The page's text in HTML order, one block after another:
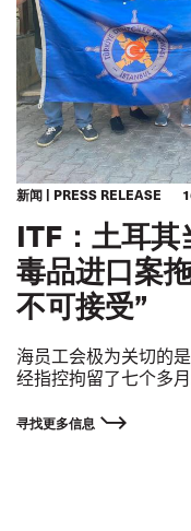
新闻 PRESS RELEASE
ITF：土耳
毒品进口案
不可接受”
海员工会极为关切的
经指控拘留了七个多
了这些毒品。
寻找更多信息